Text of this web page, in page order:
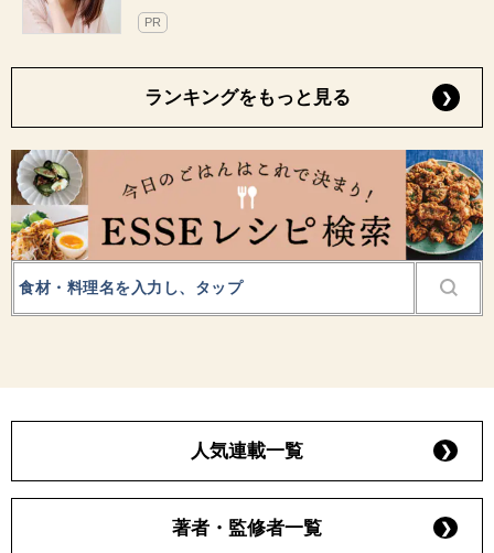
PR
ランキングをもっと見る
人気連載一覧
著者・監修者一覧